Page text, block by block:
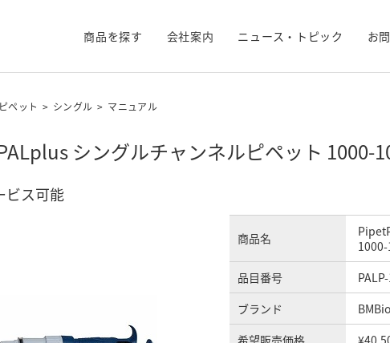
商品を探す 会社案内 ニュース・トピック
お
ピペット > シングル > マニュアル
シングルチャンネルピペット 1000-
ビス可能
商品名
品目番号
ブランド
希望販売価格